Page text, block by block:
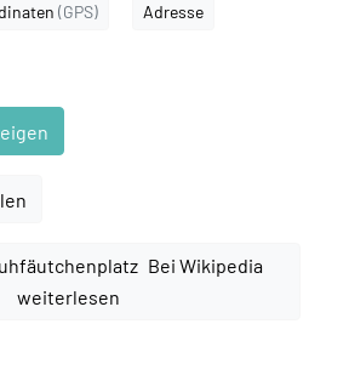
(GPS) Adresse
Bei Wikipedia
weiterlesen